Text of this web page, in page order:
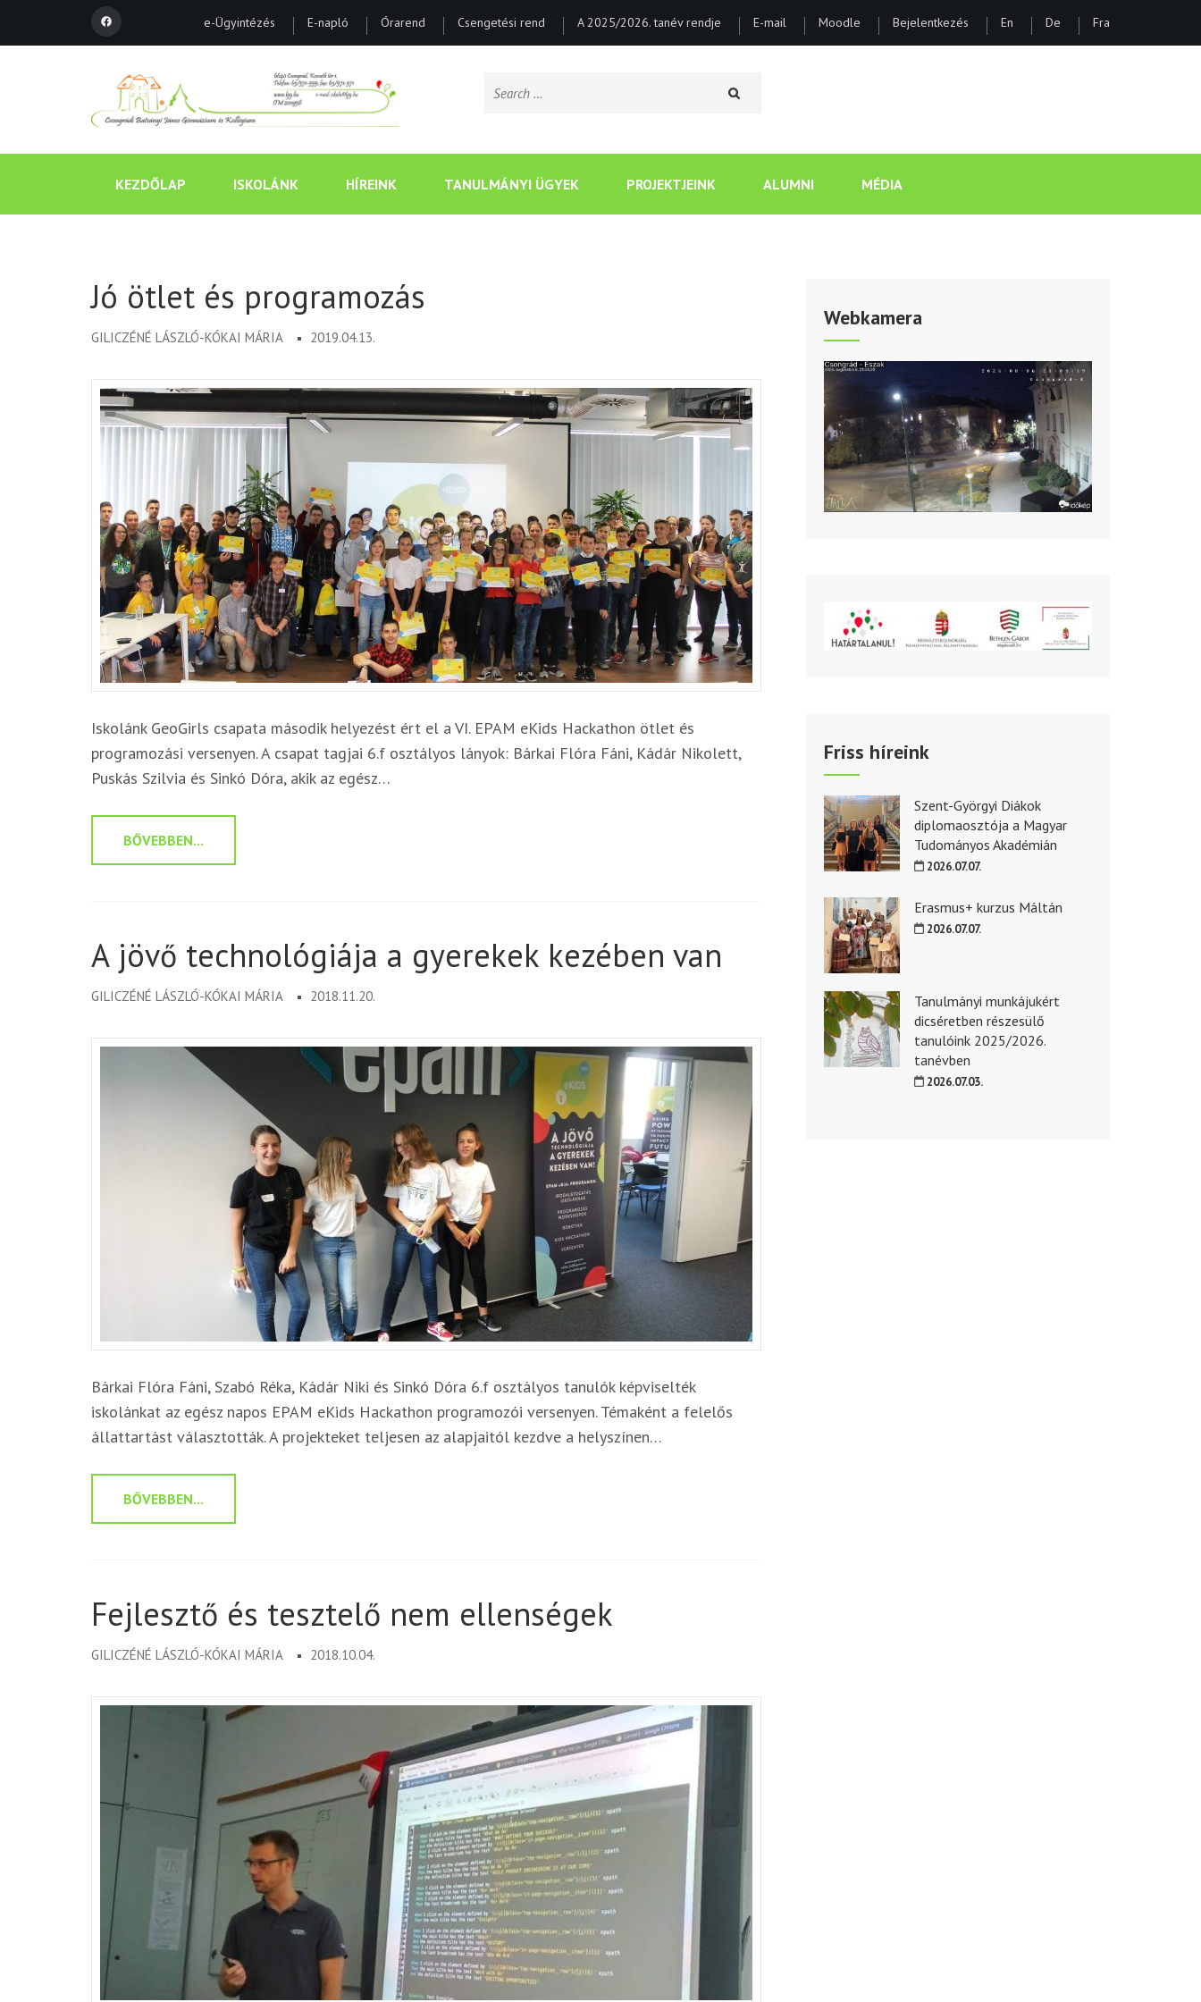
e-Ügyintézés E-napló Órarend Csengetési rend A 2025/2026. tanév rendje E-mail Moodle Bejelentkezés En De Fra
Search
KEZDŐLAP ISKOLÁNK HÍREINK TANULMÁNYI ÜGYEK PROJEKTJEINK ALUMNI MÉDIA
Jó ötlet és programozás
GILICZÉNÉ LÁSZLÓ-KÓKAI MÁRIA 2019.04.13.
Iskolánk GeoGirls csapata második helyezést ért el a VI. EPAM eKids Hackathon ötlet és
programozási versenyen. A csapat tagjai 6.f osztályos lányok: Bárkai Flóra Fáni, Kádár Nikolett,
Puskás Szilvia és Sinkó Dóra, akik az egész…
BŐVEBBEN...
A jövő technológiája a gyerekek kezében van
GILICZÉNÉ LÁSZLÓ-KÓKAI MÁRIA 2018.11.20.
Bárkai Flóra Fáni, Szabó Réka, Kádár Niki és Sinkó Dóra 6.f osztályos tanulók képviselték
iskolánkat az egész napos EPAM eKids Hackathon programozói versenyen. Témaként a felelős
állattartást választották. A projekteket teljesen az alapjaitól kezdve a helyszínen…
BŐVEBBEN...
Fejlesztő és tesztelő nem ellenségek
GILICZÉNÉ LÁSZLÓ-KÓKAI MÁRIA 2018.10.04.
Webkamera
Friss híreink
Szent-Györgyi Diákok
diplomaosztója a Magyar
Tudományos Akadémián
2026.07.07.
Erasmus+ kurzus Máltán
2026.07.07.
Tanulmányi munkájukért
dicséretben részesülő
tanulóink 2025/2026.
tanévben
2026.07.03.